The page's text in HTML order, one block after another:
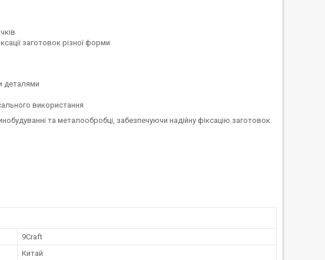
заготовок різної форми
деталями
використання
та металообробці, забезпечуючи надійну фіксацію заготовок
9Craft
Китай